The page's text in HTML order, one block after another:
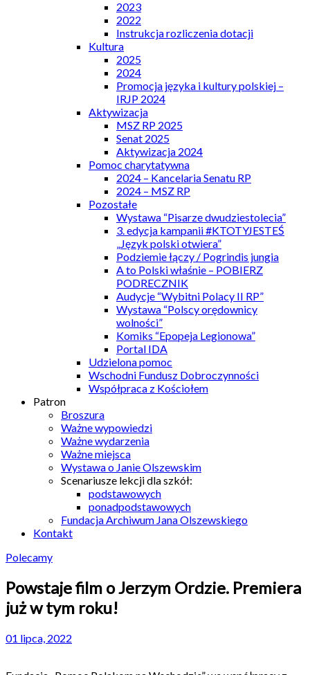
2023
2022
Instrukcja rozliczenia dotacji
Kultura
2025
2024
Promocja języka i kultury polskiej –
IRJP 2024
Aktywizacja
MSZ RP 2025
Senat 2025
Aktywizacja 2024
Pomoc charytatywna
2024 – Kancelaria Senatu RP
2024 – MSZ RP
Pozostałe
Wystawa “Pisarze dwudziestolecia”
3. edycja kampanii #KTOTYJESTEŚ
„Język polski otwiera”
Podziemie łączy / Pogrindis jungia
A to Polski właśnie – POBIERZ
PODRECZNIK
Audycje “Wybitni Polacy II RP”
Wystawa “Polscy orędownicy
wolności”
Komiks “Epopeja Legionowa”
Portal IDA
Udzielona pomoc
Wschodni Fundusz Dobroczynności
Współpraca z Kościołem
Patron
Broszura
Ważne wypowiedzi
Ważne wydarzenia
Ważne miejsca
Wystawa o Janie Olszewskim
Scenariusze lekcji dla szkół:
podstawowych
ponadpodstawowych
Fundacja Archiwum Jana Olszewskiego
Kontakt
Polecamy
Powstaje film o Jerzym Ordzie. Premiera
już w tym roku!
01 lipca, 2022